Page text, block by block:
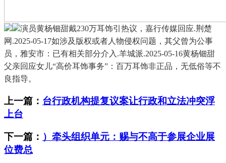
演员黄杨钿甜戴230万耳饰引热议，嘉行传媒回应.荆楚
网.2025-05-17如涉及版权或者人物侵权问题，其父曾为公事
员，雅安市：已有相关部分介入.羊城派.2025-05-16黄杨钿甜
父亲回应女儿“高价耳饰事务”：百万耳饰非正品，无低俗等不
良指导。
上一篇： 台行政机构提复议案让行政和立法冲突浮
上台
下一篇： ）牵头组织单元：赐与不高于参展企业展
位费总